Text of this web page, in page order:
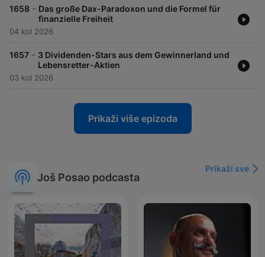
1658 - Das große Dax-Paradoxon und die Formel für
finanzielle Freiheit
04 kol 2026
1657 - 3 Dividenden-Stars aus dem Gewinnerland und
Lebensretter-Aktien
03 kol 2026
Prikaži više epizoda
Još Posao podcasta
Prikaži sve